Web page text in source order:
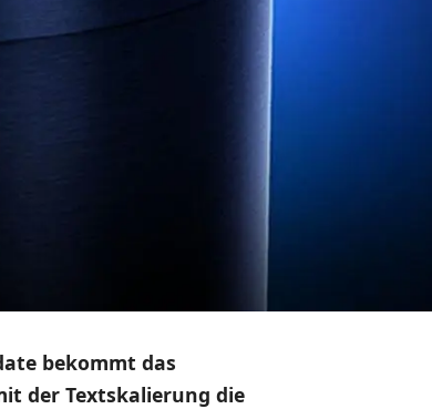
bekommt das
der Textskalierung die